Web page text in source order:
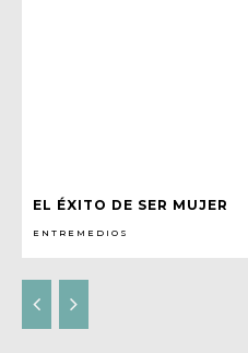
EL ÉXITO DE SER MUJER
ENTREMEDIOS